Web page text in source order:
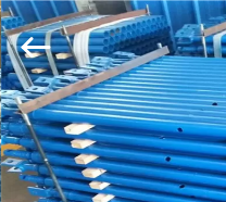
HOME
PRODUCTEN
Jet
Scaffold
&
Formwork
System
Co.,
Ltd..
All
Rights
Reserved.